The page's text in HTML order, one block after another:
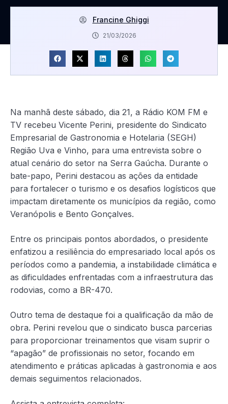
Francine Ghiggi
21/03/2026
Na manhã deste sábado, dia 21, a Rádio KOM FM e
TV recebeu Vicente Perini, presidente do Sindicato
Empresarial de Gastronomia e Hotelaria (SEGH)
Região Uva e Vinho, para uma entrevista sobre o
atual cenário do setor na Serra Gaúcha. Durante o
bate-papo, Perini destacou as ações da entidade
para fortalecer o turismo e os desafios logísticos que
impactam diretamente os municípios da região, como
Veranópolis e Bento Gonçalves.
Entre os principais pontos abordados, o presidente
enfatizou a resiliência do empresariado local após os
períodos como a pandemia, a instabilidade climática e
as dificuldades enfrentadas com a infraestrutura das
rodovias, como a BR-470.
Outro tema de destaque foi a qualificação da mão de
obra. Perini revelou que o sindicato busca parcerias
para proporcionar treinamentos que visam suprir o
“apagão” de profissionais no setor, focando em
atendimento e práticas aplicadas à gastronomia e aos
demais seguimentos relacionados.